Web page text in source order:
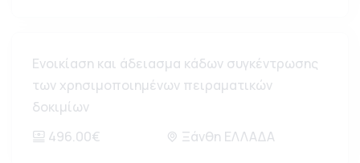
Ενοικίαση και άδειασμα κάδων συγκέντρωσης
των χρησιμοποιημένων πειραματικών
δοκιμίων
496.00€
Ξάνθη ΕΛΛΑΔΑ